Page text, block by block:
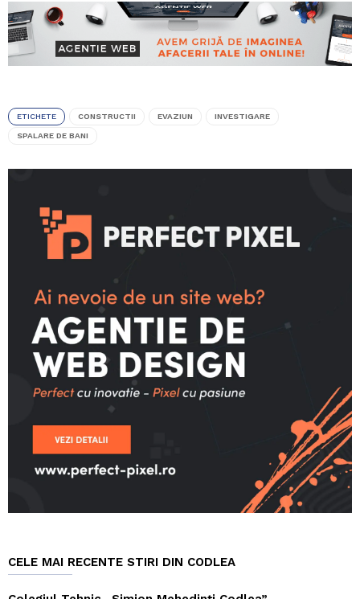
ETICHETE CONSTRUCTII EVAZIUN INVESTIGARE
SPALARE DE BANI
CELE MAI RECENTE STIRI DIN CODLEA